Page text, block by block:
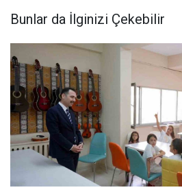
Bunlar da İlginizi Çekebilir